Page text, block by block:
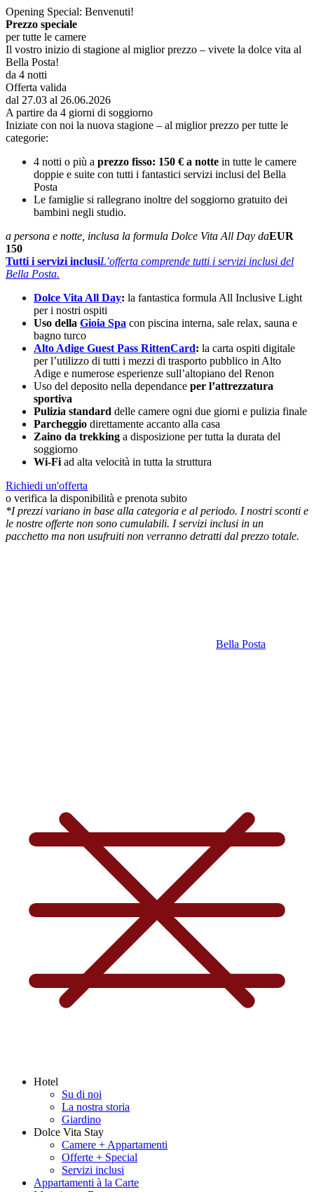
Opening Special: Benvenuti!
Prezzo speciale
per tutte le camere
Il vostro inizio di stagione al miglior prezzo – vivete la dolce vita al
Bella Posta!
da 4 notti
Offerta valida
dal 27.03 al 26.06.2026
A partire da 4 giorni di soggiorno
Iniziate con noi la nuova stagione – al miglior prezzo per tutte le
categorie:
4 notti o più a prezzo fisso: 150 € a notte in tutte le camere
doppie e suite con tutti i fantastici servizi inclusi del Bella
Posta
Le famiglie si rallegrano inoltre del soggiorno gratuito dei
bambini negli studio.
a persona e notte, inclusa la formula Dolce Vita All Day daEUR
150
Tutti i servizi inclusiL’offerta comprende tutti i servizi inclusi del
Bella Posta.
Dolce Vita All Day: la fantastica formula All Inclusive Light
per i nostri ospiti
Uso della Gioia Spa con piscina interna, sale relax, sauna e
bagno turco
Alto Adige Guest Pass RittenCard: la carta ospiti digitale
per l’utilizzo di tutti i mezzi di trasporto pubblico in Alto
Adige e numerose esperienze sull’altopiano del Renon
Uso del deposito nella dependance per l’attrezzatura
sportiva
Pulizia standard delle camere ogni due giorni e pulizia finale
Parcheggio direttamente accanto alla casa
Zaino da trekking a disposizione per tutta la durata del
soggiorno
Wi-Fi ad alta velocità in tutta la struttura
Richiedi un'offerta
o verifica la disponibilità e prenota subito
*I prezzi variano in base alla categoria e al periodo. I nostri sconti e
le nostre offerte non sono cumulabili. I servizi inclusi in un
pacchetto ma non usufruiti non verranno detratti dal prezzo totale.
Bella Posta
Hotel
Su di noi
La nostra storia
Giardino
Dolce Vita Stay
Camere + Appartamenti
Offerte + Special
Servizi inclusi
Appartamenti à la Carte